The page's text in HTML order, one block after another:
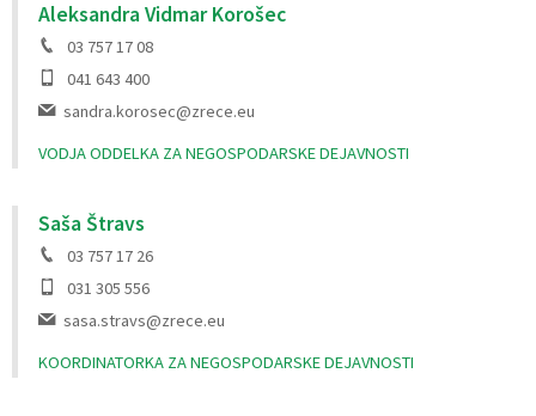
Aleksandra Vidmar Korošec
03 757 17 08
041 643 400
sandra.korosec@zrece.eu
VODJA ODDELKA ZA NEGOSPODARSKE DEJAVNOSTI
Saša Štravs
03 757 17 26
031 305 556
sasa.stravs@zrece.eu
KOORDINATORKA ZA NEGOSPODARSKE DEJAVNOSTI